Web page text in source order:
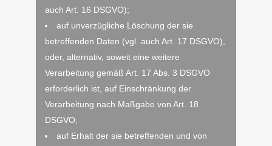
auch Art. 16 DSGVO);
auf unverzügliche Löschung der sie
betreffenden Daten (vgl. auch Art. 17 DSGVO),
oder, alternativ, soweit eine weitere
Verarbeitung gemäß Art. 17 Abs. 3 DSGVO
erforderlich ist, auf Einschränkung der
Verarbeitung nach Maßgabe von Art. 18
DSGVO;
auf Erhalt der sie betreffenden und von